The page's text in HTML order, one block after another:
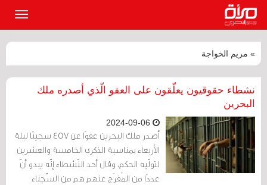
» مريم الخواجة
نشطاء حقوقيون يعلّقون على العفو الّذي أصدره ملك
البحرين
أصدر ملك البحرين عفوًا عن 457 سجينًا ليلة
الأربعاء بمناسبة الذكرى الخامسة والعشرين
لتولّيه الحكم، وقال أحد النّشطاء إنّه يبدو أنّ
عددًا من المُفرَج عنهم هم من السّجناء